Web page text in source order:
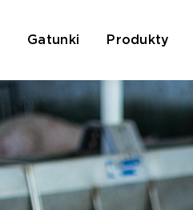
Gatunki Produkty